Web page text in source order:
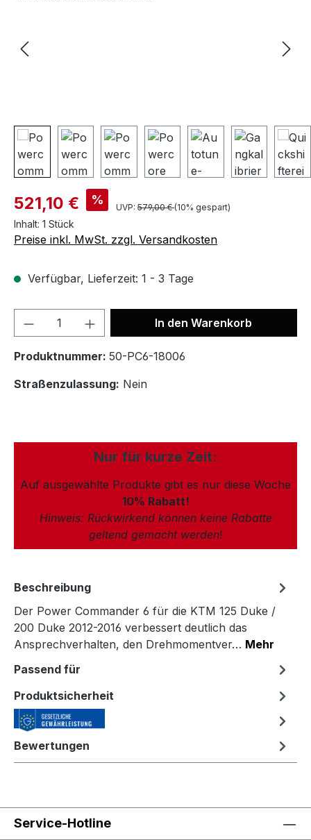
521,10 € %
UVP: 579,00 €(10% gespart)
Inhalt: 1 Stück
Preise inkl. MwSt. zzgl. Versandkosten
Verfügbar, Lieferzeit: 1 - 3 Tage
In den Warenkorb
Produktnummer: 50-PC6-18006
Straßenzulassung: Nein
Nur für kurze Zeit:
Auf ausgewählte Produkte gibt es nur diese Woche
10% Rabatt!
Hinweis: Rückwirkend können keine Rabatte
geltend gemacht werden!
Beschreibung
Der Power Commander 6 für die KTM 125 Duke /
200 Duke 2012-2016 verbessert deutlich das
Ansprechverhalten, den Drehmomentver… Mehr
Passend für
Produktsicherheit
Bewertungen
Service-Hotline